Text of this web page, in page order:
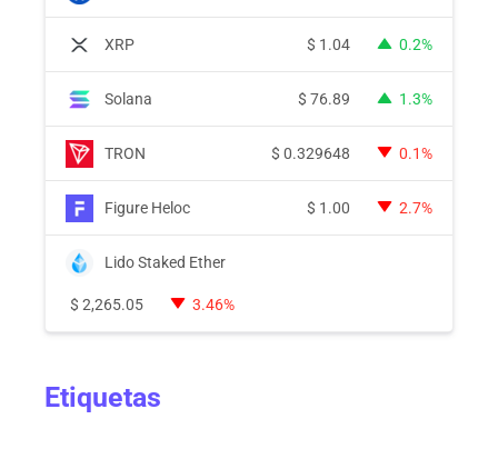
XRP $ 1.04 0.2%
Solana $ 76.89 1.3%
TRON $ 0.329648 0.1%
Figure Heloc $ 1.00 2.7%
Lido Staked Ether
$ 2,265.05 3.46%
Etiquetas